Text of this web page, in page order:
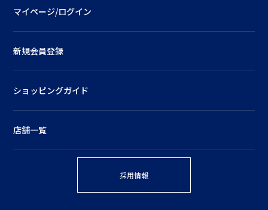
マイページ/ログイン
新規会員登録
ショッピングガイド
店舗一覧
採用情報